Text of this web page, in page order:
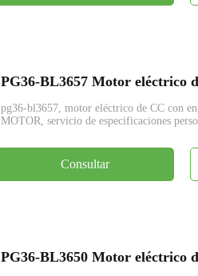
pg36-bl3657, motor eléctrico de CC con
MOTOR, servicio de especificaciones
Consultar